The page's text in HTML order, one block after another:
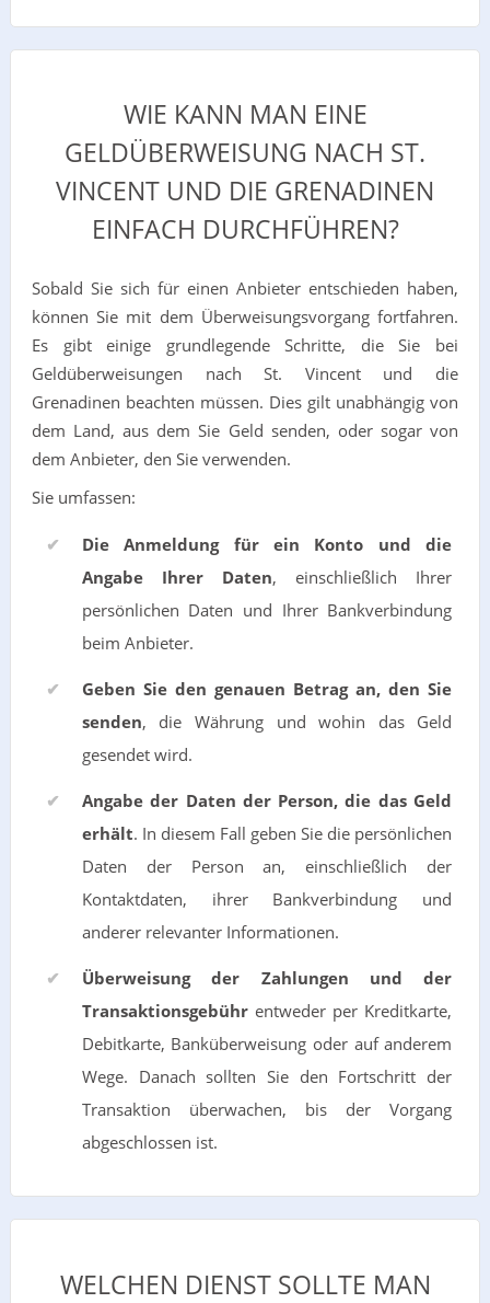
WIE KANN MAN EINE
GELDÜBERWEISUNG NACH ST.
VINCENT UND DIE GRENADINEN
EINFACH DURCHFÜHREN?
Sobald Sie sich für einen Anbieter entschieden haben,
können Sie mit dem Überweisungsvorgang fortfahren.
Es gibt einige grundlegende Schritte, die Sie bei
Geldüberweisungen nach St. Vincent und die
Grenadinen beachten müssen. Dies gilt unabhängig von
dem Land, aus dem Sie Geld senden, oder sogar von
dem Anbieter, den Sie verwenden.
Sie umfassen:
Die Anmeldung für ein Konto und die
Angabe Ihrer Daten, einschließlich Ihrer
persönlichen Daten und Ihrer Bankverbindung
beim Anbieter.
Geben Sie den genauen Betrag an, den Sie
senden, die Währung und wohin das Geld
gesendet wird.
Angabe der Daten der Person, die das Geld
erhält. In diesem Fall geben Sie die persönlichen
Daten der Person an, einschließlich der
Kontaktdaten, ihrer Bankverbindung und
anderer relevanter Informationen.
Überweisung der Zahlungen und der
Transaktionsgebührentweder per Kreditkarte,
Debitkarte, Banküberweisung oder auf anderem
Wege. Danach sollten Sie den Fortschritt der
Transaktion überwachen, bis der Vorgang
abgeschlossen ist.
WELCHEN DIENST SOLLTE MAN